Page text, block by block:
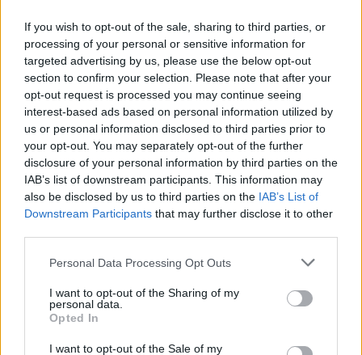
If you wish to opt-out of the sale, sharing to third parties, or
processing of your personal or sensitive information for
targeted advertising by us, please use the below opt-out
section to confirm your selection. Please note that after your
opt-out request is processed you may continue seeing
interest-based ads based on personal information utilized by
us or personal information disclosed to third parties prior to
your opt-out. You may separately opt-out of the further
disclosure of your personal information by third parties on the
IAB’s list of downstream participants. This information may
also be disclosed by us to third parties on the IAB’s List of
Downstream Participants that may further disclose it to other
Please note that this website/app uses one or more Google
not limited to your visit or usage behaviour. You may click to
grant or deny consent to Google and its third-party tags to
use your data for below specified purposes in below Google
consent section.
Personal Data Processing Opt Outs
I want to opt-out of the Sharing of my
personal data.
Opted In
I want to opt-out of the Sale of my
Μοτζτάμπα Χαμενεΐ: Νέο βίντεο εν μέσω φημών
για την υγεία του – Άγνωστο πότε καταγράφηκε
09.08.2026